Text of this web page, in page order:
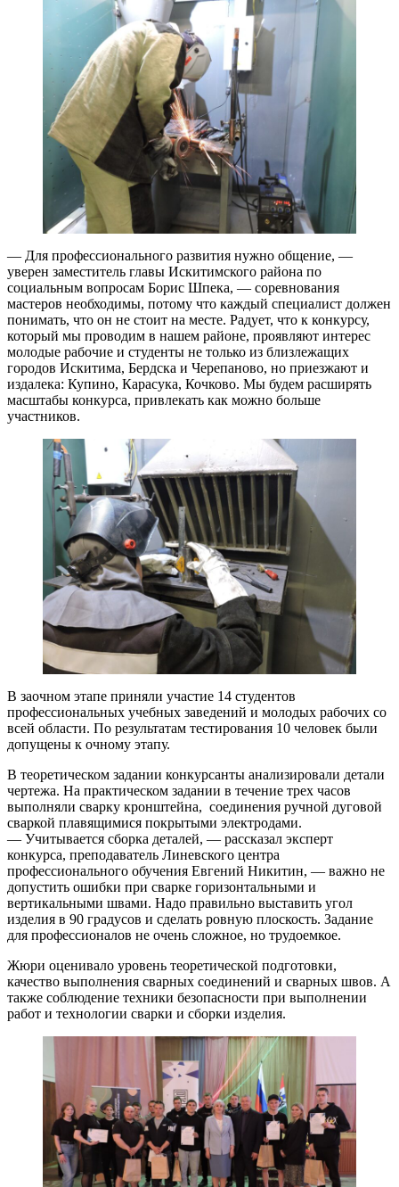
— Для профессионального развития нужно общение, —
уверен заместитель главы Искитимского района по
социальным вопросам Борис Шпека, — соревнования
мастеров необходимы, потому что каждый специалист должен
понимать, что он не стоит на месте. Радует, что к конкурсу,
который мы проводим в нашем районе, проявляют интерес
молодые рабочие и студенты не только из близлежащих
городов Искитима, Бердска и Черепаново, но приезжают и
издалека: Купино, Карасука, Кочково. Мы будем расширять
масштабы конкурса, привлекать как можно больше
участников.
В заочном этапе приняли участие 14 студентов
профессиональных учебных заведений и молодых рабочих со
всей области. По результатам тестирования 10 человек были
допущены к очному этапу.
В теоретическом задании конкурсанты анализировали детали
чертежа. На практическом задании в течение трех часов
выполняли сварку кронштейна, соединения ручной дуговой
сваркой плавящимися покрытыми электродами.
— Учитывается сборка деталей, — рассказал эксперт
конкурса, преподаватель Линевского центра
профессионального обучения Евгений Никитин, — важно не
допустить ошибки при сварке горизонтальными и
вертикальными швами. Надо правильно выставить угол
изделия в 90 градусов и сделать ровную плоскость. Задание
для профессионалов не очень сложное, но трудоемкое.
Жюри оценивало уровень теоретической подготовки,
качество выполнения сварных соединений и сварных швов. А
также соблюдение техники безопасности при выполнении
работ и технологии сварки и сборки изделия.